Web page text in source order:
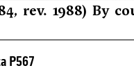
rev. 1988) By